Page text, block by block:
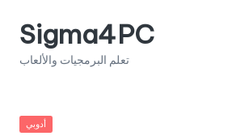
SkipSigma4PC
تعلم البرمجيات والألعاب
Posted
أدوبي